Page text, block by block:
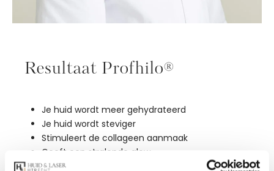
Resultaat Profhilo®
Je huid wordt meer gehydrateerd
Je huid wordt steviger
Stimuleert de collageen aanmaak
Geeft een stralende glow